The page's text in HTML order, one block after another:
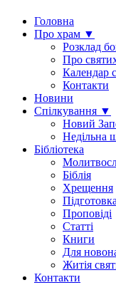
Головна
Про храм ▼
Розклад
Про
Календар
Контакти
Новини
Спілкування ▼
Новий
Недільна
Бібліотека
Біблія
Хрещення
Проповіді
Статті
Книги
Для
Житія
Контакти